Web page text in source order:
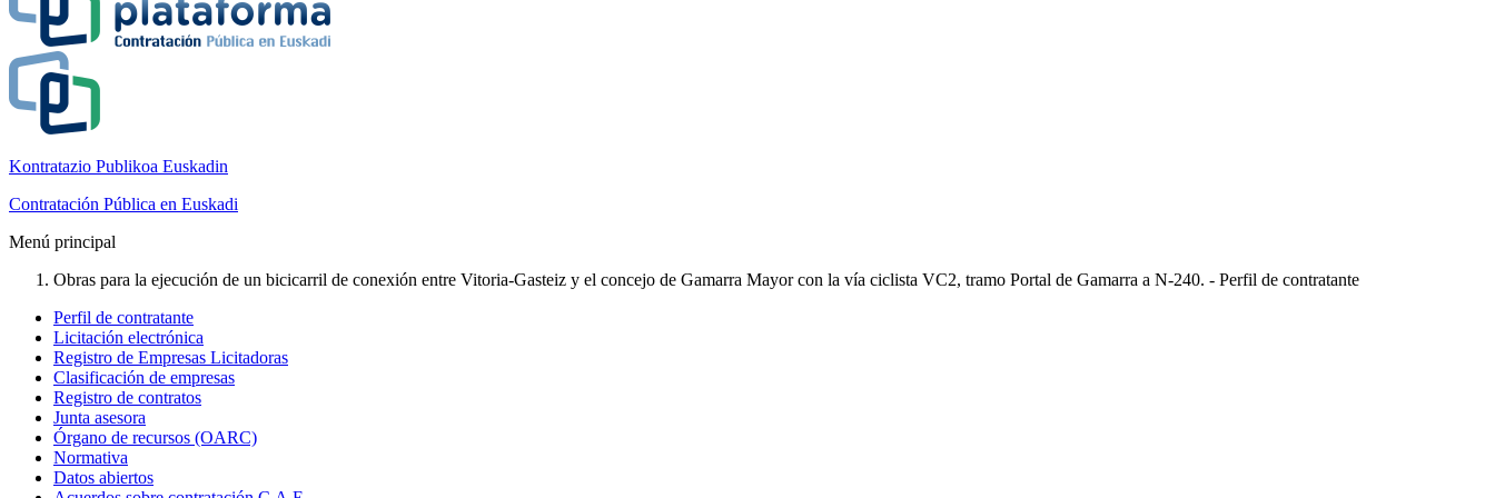
Kontratazio Publikoa Euskadin
Contratación Pública en Euskadi
Menú principal
Obras para la ejecución de un bicicarril de conexión entre Vitoria-Gasteiz y el concejo de Gamarra Mayor con la vía ciclista VC2, tramo Portal de Gamarra a N-240. - Perfil de contratante
Perfil de contratante
Licitación electrónica
Registro de Empresas Licitadoras
Clasificación de empresas
Registro de contratos
Junta asesora
Órgano de recursos (OARC)
Normativa
Datos abiertos